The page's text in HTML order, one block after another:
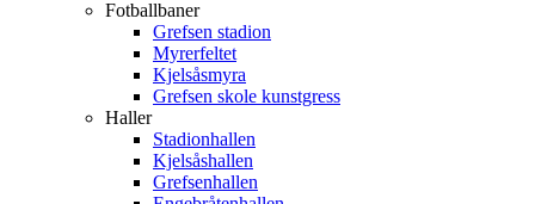
Fotballbaner
Grefsen stadion
Myrerfeltet
Kjelsåsmyra
Grefsen skole kunstgress
Haller
Stadionhallen
Kjelsåshallen
Grefsenhallen